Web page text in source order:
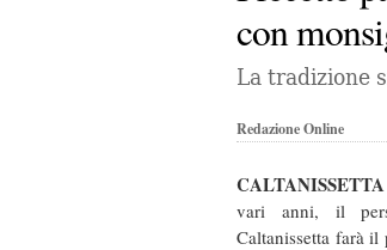
con
La tradizione
Redazione Online
CALTANISSETTA
vari anni, il
Caltanissetta farà il